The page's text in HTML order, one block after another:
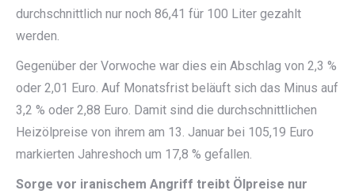
durchschnittlich nur noch 86,41 für 100 Liter gezahlt
werden.
Gegenüber der Vorwoche war dies ein Abschlag von 2,3 %
oder 2,01 Euro. Auf Monatsfrist beläuft sich das Minus auf
3,2 % oder 2,88 Euro. Damit sind die durchschnittlichen
Heizölpreise von ihrem am 13. Januar bei 105,19 Euro
markierten Jahreshoch um 17,8 % gefallen.
Sorge vor iranischem Angriff treibt Ölpreise nur